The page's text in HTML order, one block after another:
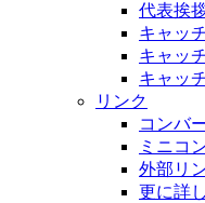
代表挨
キャッ
キャッ
キャッ
リンク
コンバ
ミニコ
外部リ
更に詳